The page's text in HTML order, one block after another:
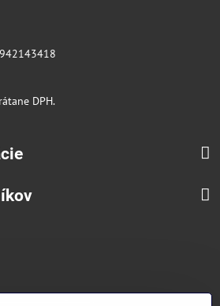
DPH.
PIA: 09:00- 15:00)